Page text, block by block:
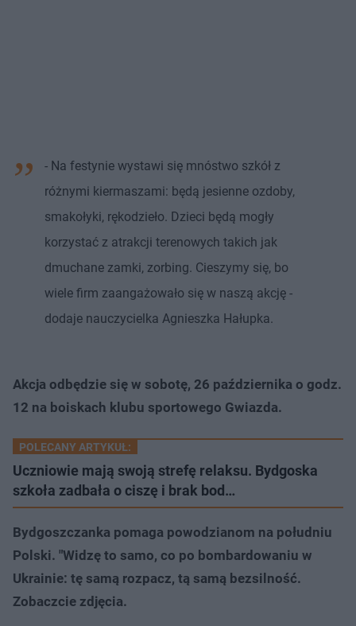
- Na festynie wystawi się mnóstwo szkół z
różnymi kiermaszami: będą jesienne ozdoby,
smakołyki, rękodzieło. Dzieci będą mogły
korzystać z atrakcji terenowych takich jak
dmuchane zamki, zorbing. Cieszymy się, bo
wiele firm zaangażowało się w naszą akcję -
dodaje nauczycielka Agnieszka Hałupka.
Akcja odbędzie się w sobotę, 26 października o godz.
12 na boiskach klubu sportowego Gwiazda.
POLECANY ARTYKUŁ:
Uczniowie mają swoją strefę relaksu. Bydgoska
szkoła zadbała o ciszę i brak bod…
Bydgoszczanka pomaga powodzianom na południu
Polski. "Widzę to samo, co po bombardowaniu w
Ukrainie: tę samą rozpacz, tą samą bezsilność.
Zobaczcie zdjęcia.